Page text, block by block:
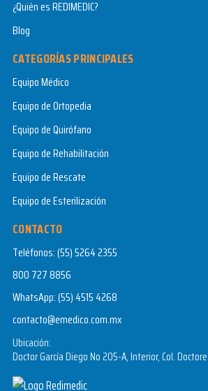
¿Quién es REDIMEDIC?
Blog
CATEGORÍAS PRINCIPALES
Equipo Médico
Equipo de Ortopedia
Equipo de Quirófano
Equipo de Rehabilitación
Equipo de Rescate
Equipo de Esterilización
CONTACTO
Teléfonos:(55) 5264 2355
800 727 8856
WhatsApp:(55) 4515 4268
contacto@emedico.com.mx
Ubicación:
Doctor García Diego No 205-A, Interior, Col.